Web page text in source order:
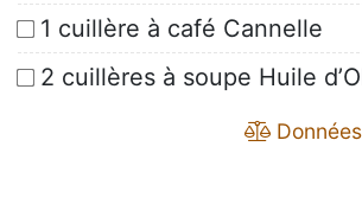
1 cuillère à café Cannelle
2 cuillères à soupe Huile